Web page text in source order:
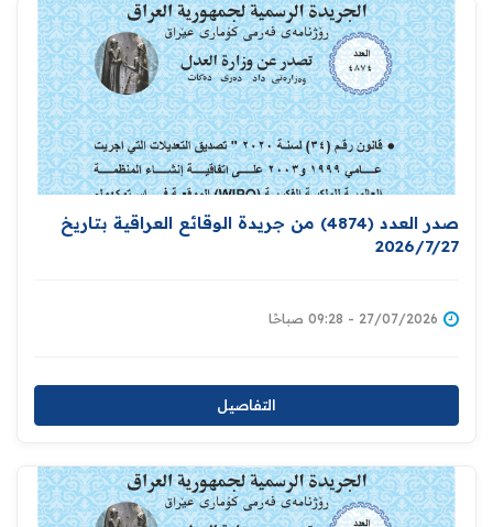
صدر العدد (4874) من جريدة الوقائع العراقية بتاريخ
2026/7/27
27/07/2026 - 09:28 صباحًا
التفاصيل